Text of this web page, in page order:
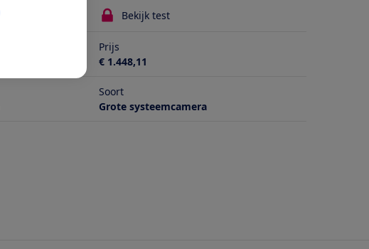
Bekijk test
Prijs
€ 1.448,11
Soort
Grote systeemcamera